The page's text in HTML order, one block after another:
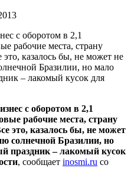
с оборотом в 2,1
рабочие места, страну
казалось бы, не может не
Бразилии, но мало
– лакомый кусок для
с оборотом в 2,1
рабочие места, страну
это, казалось бы, не может
солнечной Бразилии, но
праздник – лакомый кусок
, сообщает inosmi.ru со